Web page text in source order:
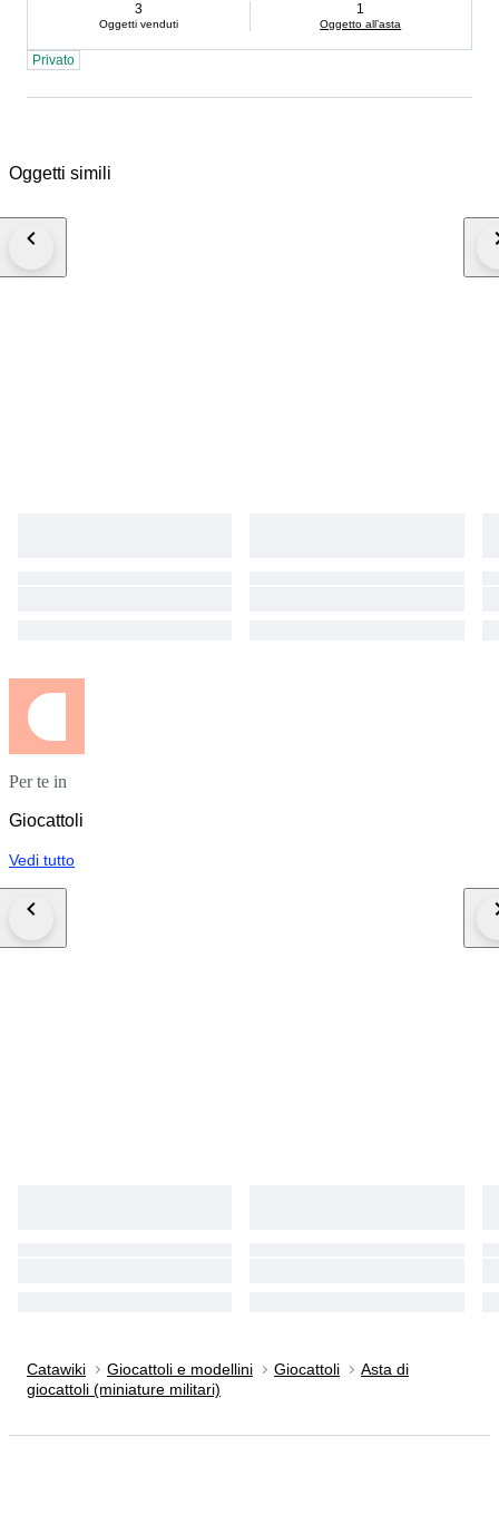
3
Oggetti venduti
1
Oggetto all’asta
Privato
Oggetti simili
Per te in
Giocattoli
Vedi tutto
Catawiki Giocattoli e modellini Giocattoli
Asta di
giocattoli (miniature militari)